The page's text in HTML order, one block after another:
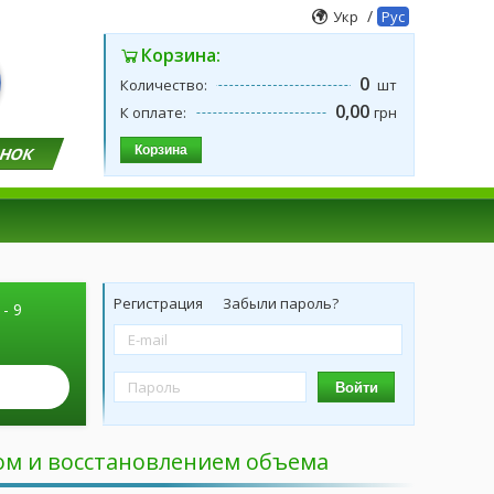
Укр / Рус
Корзина:
Количество: 0 шт
К оплате:
0,00 грн
Корзина
9
Регистрация Забыли пароль?
Войти
и восстановлением объема